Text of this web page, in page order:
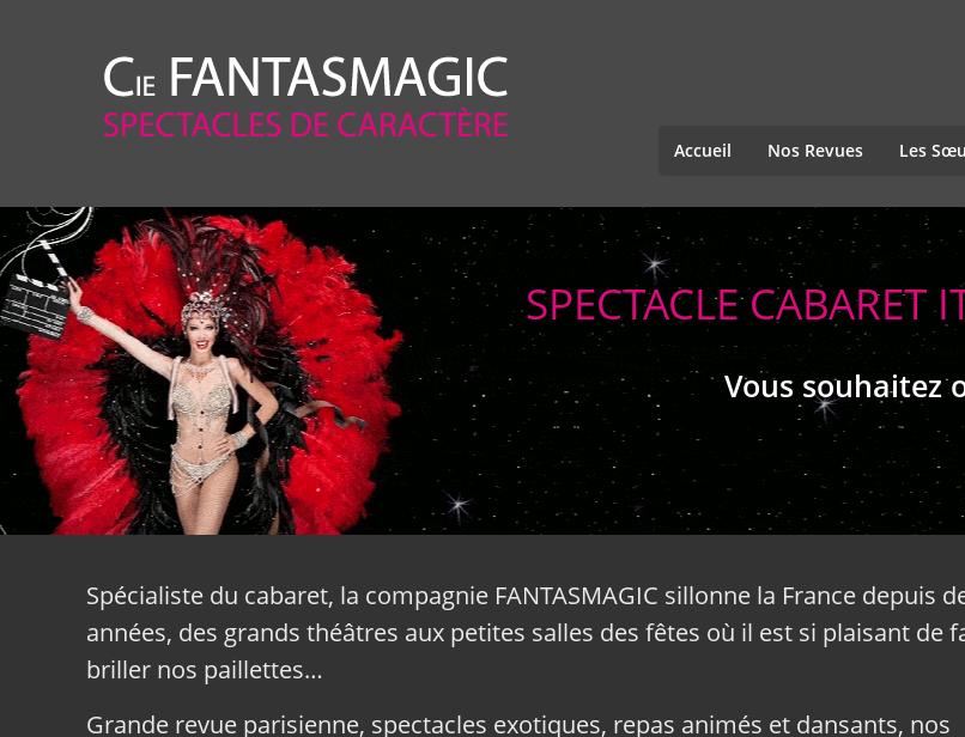
Accueil Nos Revues Les
SPECTACLE CABARET
Vous souhaitez
Spécialiste du cabaret, la compagnie FANTASMAGIC sillonne la France depuis
années, des grands théâtres aux petites salles des fêtes où il est si plaisant de
briller nos paillettes…
Grande revue parisienne, spectacles exotiques, repas animés et dansants, nos